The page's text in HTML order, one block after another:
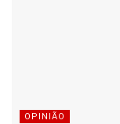
OPINIÃO